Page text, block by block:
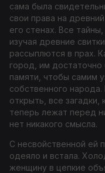
сама была
свои права на
его стенах. Все
изучая древние
рассыплются в прах.
город, им достаточно
памяти, чтобы самим
собственного
открыть, все загадки,
теперь лежат перед
нет никакого смысла.
С несвойственной ей
одеяло и встала.
женщину в цепкие